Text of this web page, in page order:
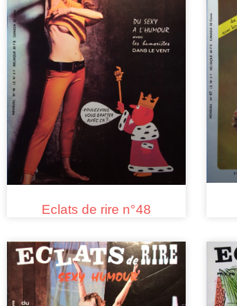
Eclats de rire n°48